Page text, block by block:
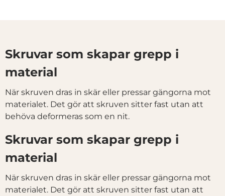
Denna webbplats använder cookies
Vi använder enhetsidentifierare för att anpassa innehållet
för sociala medier och analysera vår trafik. Vi
vidarebefordrar även sådana identifierare och annan
Skruvar som skapar grepp i
material
När skruven dras in skär eller pressar gängorna mot
materialet. Det gör att skruven sitter fast utan att
behöva deformeras som en nit.
Skruvar som skapar grepp i
material
När skruven dras in skär eller pressar gängorna mot
materialet. Det gör att skruven sitter fast utan att